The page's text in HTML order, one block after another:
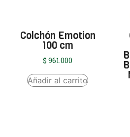
Colchón Emotion
100 cm
$ 961.000
Añadir al carrito